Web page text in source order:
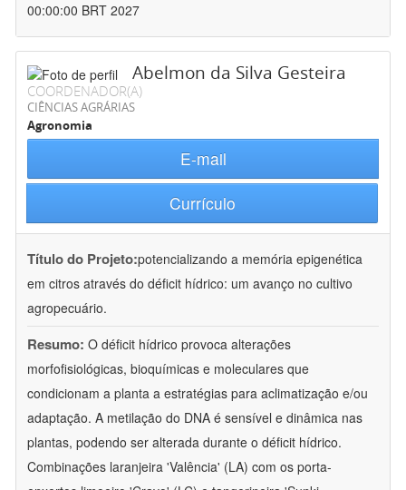
00:00:00 BRT 2027
Abelmon da Silva Gesteira
COORDENADOR(A)
CIÊNCIAS AGRÁRIAS
Agronomia
E-mail
Currículo
Título do Projeto:potencializando a memória epigenética
em citros através do déficit hídrico: um avanço no cultivo
agropecuário.
Resumo: O déficit hídrico provoca alterações
morfofisiológicas, bioquímicas e moleculares que
condicionam a planta a estratégias para aclimatização e/ou
adaptação. A metilação do DNA é sensível e dinâmica nas
plantas, podendo ser alterada durante o déficit hídrico.
Combinações laranjeira 'Valência' (LA) com os porta-